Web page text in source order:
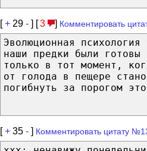
[+ 29 - ] [3 ] Комментировать
Эволюционная
наши предки были готовы
только в тот момент,
от голода в пещере
погибнуть за порогом
[+ 35 - ] Комментировать цитату